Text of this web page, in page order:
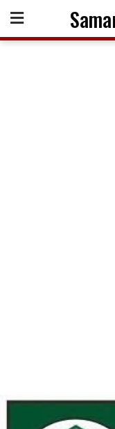
content